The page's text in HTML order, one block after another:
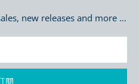
new releases and more …